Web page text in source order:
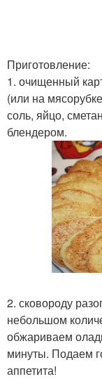
Приготовление:
1. очищенный
(или на
соль, яйцо,
блендером.
2. сковороду
небольшом
обжариваем
минуты. Подаем
аппетита!